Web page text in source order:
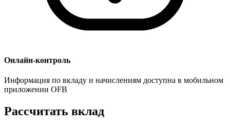
Онлайн-контроль
Информация по вкладу и начислениям доступна в мобильном
приложении OFB
Рассчитать вклад